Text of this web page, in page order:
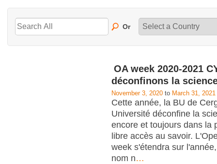
Or
OA week 2020-2021
déconfinons la
November 3, 2020 to March 31, 2021
Cette année, la BU de
Université déconfine la
encore et toujours dans la
libre accès au savoir.
week s'étendra sur
nom n…